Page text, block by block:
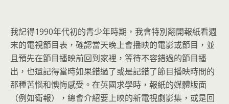
我記得1990年代初的青少年時期，我會特別翻開報紙看週
末的電視節目表，確認當天晚上會播映的電影或節目，並
且預先在節目播映前回到家裡，等待不容錯過的節目播
出，也還記得當時如果錯過了或是記錯了節目播映時間的
那種苦惱和懊悔感受。在英國求學時，報紙的媒體版面
（例如衛報），總會介紹要上映的新電視劇影集，或是回